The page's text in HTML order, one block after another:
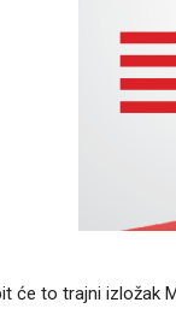
će to trajni izložak